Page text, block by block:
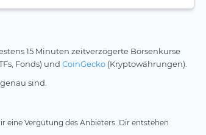
15 Minuten zeitverzögerte Börsenkurse
Fonds) und CoinGecko (Kryptowährungen).
sind.
eine Vergütung des Anbieters. Dir entstehen